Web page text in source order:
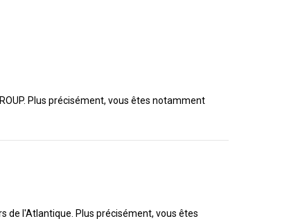
Plus précisément, vous êtes notamment
de l'Atlantique. Plus précisément, vous êtes